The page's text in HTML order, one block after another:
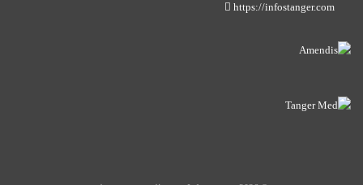
https://infostanger.com